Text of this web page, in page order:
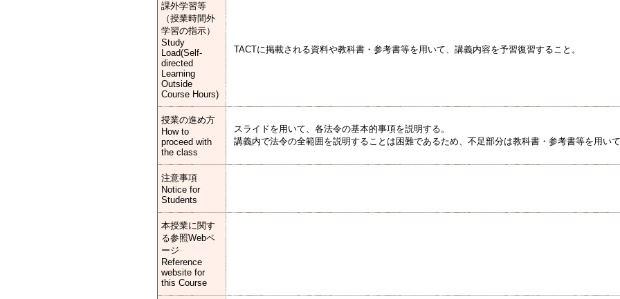
課外学習等
（授業時間外
学習の指示）
Study
Load(Self-
directed
Learning
Outside
Course Hours)
TACTに掲載される資料や教科書・参考書等を用いて、講義内容を予習復習すること。
授業の進め方
How to
proceed with
the class
スライドを用いて、各法令の基本的事項を説明する。
講義内で法令の全範囲を説明することは困難であるため、不足部分は教科書・参考書等を用い
注意事項
Notice for
Students
本授業に関す
る参照Webペ
ージ
Reference
website for
this Course